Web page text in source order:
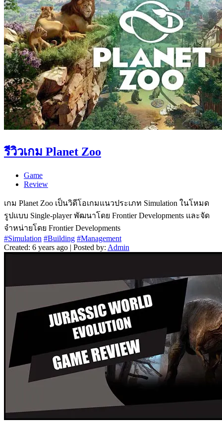
รีวิวเกม Planet Zoo
Game
Review
เกม Planet Zoo เป็นวิดีโอเกมแนวประเภท Simulation ในโหมด
รูปแบบ Single-player พัฒนาโดย Frontier Developments และจัด
จำหน่ายโดย Frontier Developments
#Simulation #Building #Management
Created: 6 years ago | Posted by: Admin